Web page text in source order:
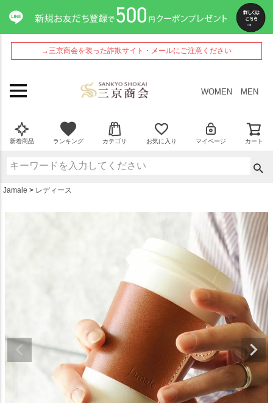
→三京商会を装った詐欺サイト・メールにご注意ください
WOMEN MEN
新着商品 ランキング カテゴリ お気に入り マイページ カート
Jamale レディース
ペー
ジト
ップ
へ